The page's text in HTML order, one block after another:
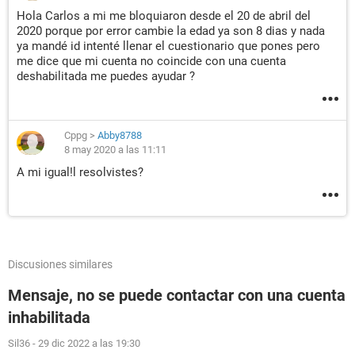
Hola Carlos a mi me bloquiaron desde el 20 de abril del
2020 porque por error cambie la edad ya son 8 dias y nada
ya mandé id intenté llenar el cuestionario que pones pero
me dice que mi cuenta no coincide con una cuenta
deshabilitada me puedes ayudar ?
Cppg > Abby8788
8 may 2020 a las 11:11
A mi igual!l resolvistes?
Discusiones similares
Mensaje, no se puede contactar con una cuenta
inhabilitada
Sil36 - 29 dic 2022 a las 19:30